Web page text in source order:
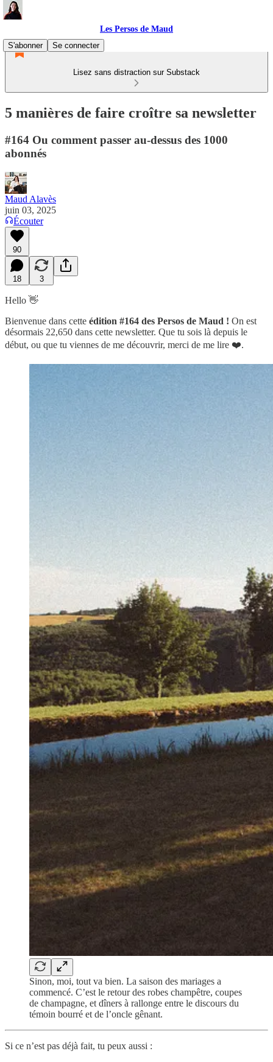
Les Persos de Maud
S'abonner
Se connecter
Lisez sans distraction sur Substack
5 manières de faire croître sa newsletter
#164 Ou comment passer au-dessus des 1000
abonnés
Maud Alavès
juin 03, 2025
Écouter
90
18 3
Hello 👋
Bienvenue dans cette édition #164 des Persos de Maud ! On est
désormais 22,650 dans cette newsletter. Que tu sois là depuis le
début, ou que tu viennes de me découvrir, merci de me lire ❤️.
Sinon, moi, tout va bien. La saison des mariages a
commencé. C’est le retour des robes champêtre, coupes
de champagne, et dîners à rallonge entre le discours du
témoin bourré et de l’oncle gênant.
Si ce n’est pas déjà fait, tu peux aussi :